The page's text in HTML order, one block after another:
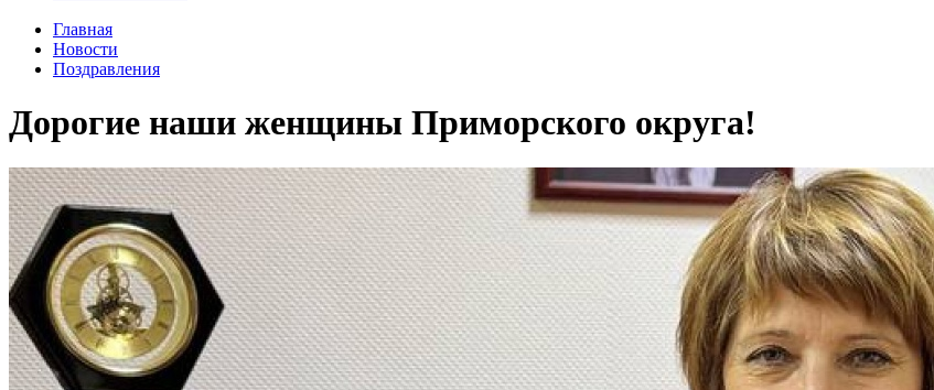
Главная
Новости
Поздравления
Дорогие наши женщины Приморского округа!